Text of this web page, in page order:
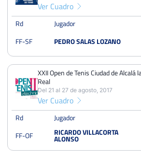
XXIII Open Real Villa de Guardamar
Del 17 al 23 de agosto, 2020
Dura
Master IBP Tenis
Del 14 al 15 de octubre, 2017
XXII Open de Tenis Ciudad de Alcalá la
Del 21 al 27 de agosto, 2017
Ver Cuadro
Rd Jugador
FF-SF
PEDRO SALAS LOZANO
XXII Open de Tenis Ciudad de Alcalá
Real
Del 21 al 27 de agosto, 2017
Ver Cuadro
Rd Jugador
FF-OF
RICARDO VILLACORTA
ALONSO